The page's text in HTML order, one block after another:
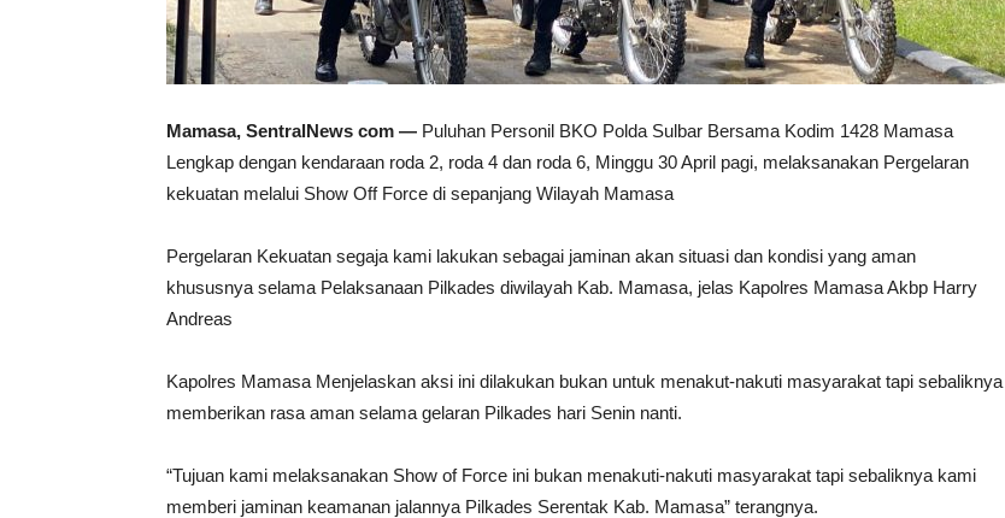
Mamasa, SentralNews com — Puluhan Personil BKO Polda Sulbar Bersama Kodim 1428 Mamasa
Lengkap dengan kendaraan roda 2, roda 4 dan roda 6, Minggu 30 April pagi, melaksanakan Pergelaran
kekuatan melalui Show Off Force di sepanjang Wilayah Mamasa
Pergelaran Kekuatan segaja kami lakukan sebagai jaminan akan situasi dan kondisi yang aman
khususnya selama Pelaksanaan Pilkades diwilayah Kab. Mamasa, jelas Kapolres Mamasa Akbp Harry
Andreas
Kapolres Mamasa Menjelaskan aksi ini dilakukan bukan untuk menakut-nakuti masyarakat tapi sebaliknya
memberikan rasa aman selama gelaran Pilkades hari Senin nanti.
“Tujuan kami melaksanakan Show of Force ini bukan menakuti-nakuti masyarakat tapi sebaliknya kami
memberi jaminan keamanan jalannya Pilkades Serentak Kab. Mamasa” terangnya.